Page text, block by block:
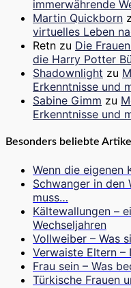
immerwährende
Martin Quickborn
virtuelles Leben
Retn zu Die
die Harry Potter
Shadownlight zu
Erkenntnisse und
Sabine Gimm zu
Erkenntnisse und
Besonders beliebte Artikel
Wenn die eigenen
Schwanger in den
muss…
Kältewallungen –
Wechseljahren
Vollweiber – Was
Verwaiste Eltern
Frau sein – Was
Türkische Frauen